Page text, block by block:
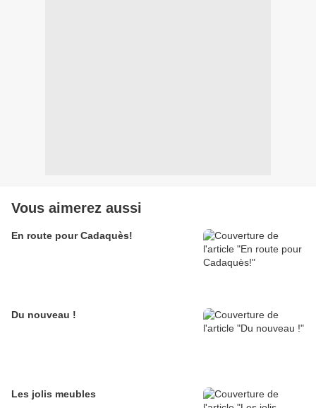
Vous aimerez aussi
En route pour Cadaquès!
Du nouveau !
Les jolis meubles